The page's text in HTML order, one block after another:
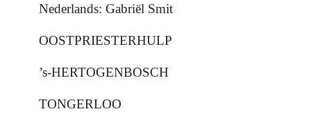
Nederlands: Gabriël Smit
OOSTPRIESTERHULP
’s-HERTOGENBOSCH
TONGERLOO